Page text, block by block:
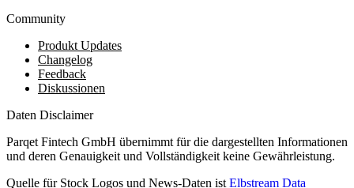
Community
Produkt Updates
Changelog
Feedback
Diskussionen
Daten Disclaimer
Parqet Fintech GmbH übernimmt für die dargestellten Informationen
und deren Genauigkeit und Vollständigkeit keine Gewährleistung.
Quelle für Stock Logos und News-Daten ist Elbstream Data